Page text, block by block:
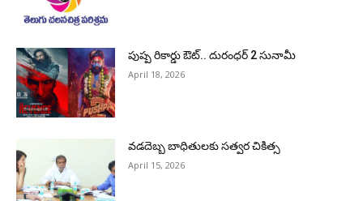
పుష్ప రికార్డు ఔట్‌.. దురంధ‌ర్ 2 సునామీ
April 18, 2026
వడదెబ్బ బాధితులకు సత్వర చికిత్స
April 15, 2026